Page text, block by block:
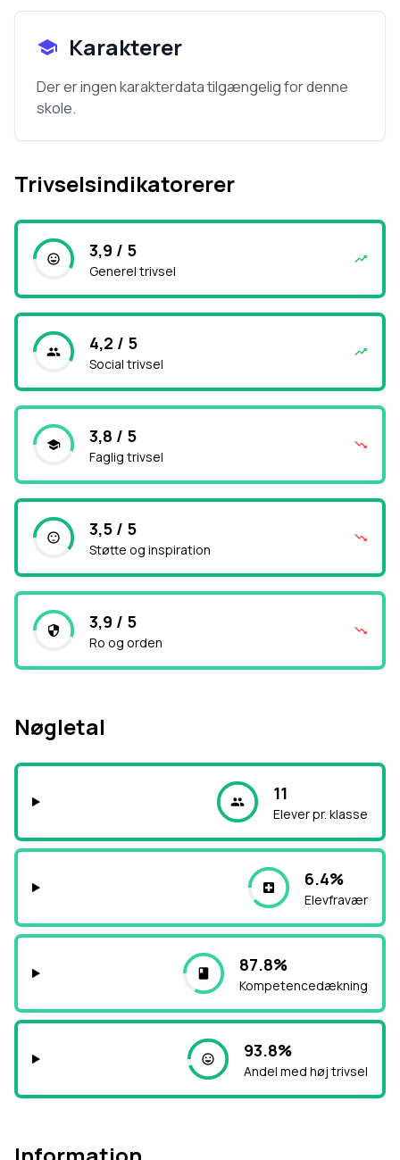
Karakterer
Der er ingen karakterdata tilgængelig for denne
skole.
Trivselsindikatorerer
3,9 / 5
Generel trivsel
4,2 / 5
Social trivsel
3,8 / 5
Faglig trivsel
3,5 / 5
Støtte og inspiration
3,9 / 5
Ro og orden
Nøgletal
11
Elever pr. klasse
6.4%
Elevfravær
87.8%
Kompetencedækning
93.8%
Andel med høj trivsel